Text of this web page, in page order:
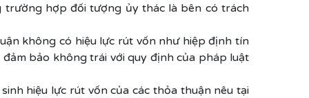
trường hợp đối tượng ủy thác là bên có trách
không có hiệu lực rút vốn như hiệp định tín
bảo không trái với quy định của pháp luật
hiệu lực rút vốn của các thỏa thuận nêu tại